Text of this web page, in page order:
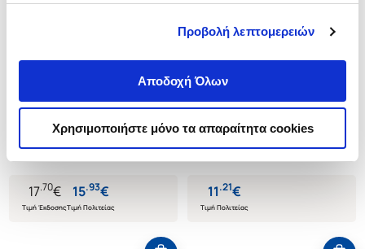
Προβολή λεπτομερειών
Αποδοχή Όλων
Χρησιμοποιήστε μόνο τα απαραίτητα cookies
KENT RINA
17.70€
Τιμή Έκδοσης
15.93€
Τιμή Πολιτείας
(P/B) Hunt the Villain
KENT RINA
11.21€
Τιμή Πολιτείας